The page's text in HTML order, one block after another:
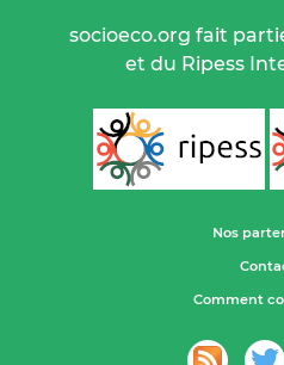
socioeco.org fait
et du Ripess
Nos
Comment